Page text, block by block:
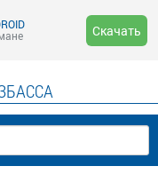
Скачать